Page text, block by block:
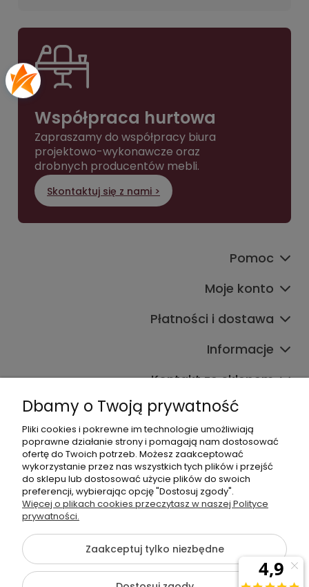
Współpraca hurtowa
Zapraszamy do współpracy biura
projektowo-wykonawcze oraz
drobnych producentów mebli.
Skontaktuj się z nami >
Pomoc
Moje konto
Płatności i dostawa
Informacje
Kontakt ze sklepem
Dane kontaktowe
603377506
sklep@komfort-biuro.pl
Nasz Facebook
©2026 Wszelkie Prawa Zastrzeżone | Komfort Biuro - meble
biurowe
Dbamy o Twoją prywatność
Pliki cookies i pokrewne im technologie umożliwiają
poprawne działanie strony i pomagają nam dostosować
ofertę do Twoich potrzeb. Możesz zaakceptować
wykorzystanie przez nas wszystkich tych plików i przejść
do sklepu lub dostosować użycie plików do swoich
preferencji, wybierając opcję "Dostosuj zgody".
Więcej o plikach cookies przeczytasz w naszej Polityce
prywatności.
Zaakceptuj tylko niezbędne